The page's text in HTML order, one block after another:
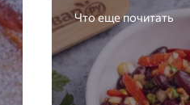
Что еще почитать